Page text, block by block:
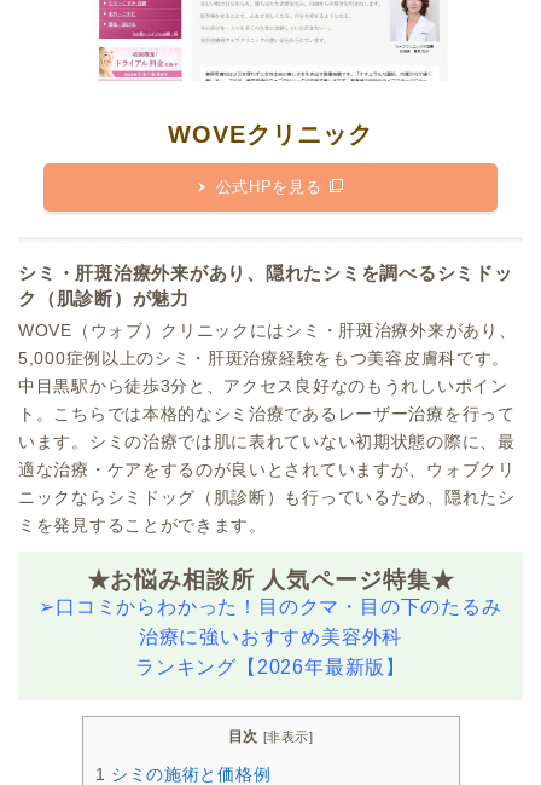
WOVEクリニック
公式HPを見る
シミ・肝斑治療外来があり、隠れたシミを調べるシミドッ
ク（肌診断）が魅力
WOVE（ウォブ）クリニックにはシミ・肝斑治療外来があり、
5,000症例以上のシミ・肝斑治療経験をもつ美容皮膚科です。
中目黒駅から徒歩3分と、アクセス良好なのもうれしいポイン
ト。こちらでは本格的なシミ治療であるレーザー治療を行って
います。シミの治療では肌に表れていない初期状態の際に、最
適な治療・ケアをするのが良いとされていますが、ウォブクリ
ニックならシミドッグ（肌診断）も行っているため、隠れたシ
ミを発見することができます。
★お悩み相談所 人気ページ特集★
➢口コミからわかった！目のクマ・目の下のたるみ
治療に強いおすすめ美容外科
ランキング【2026年最新版】
目次 [非表示]
1 シミの施術と価格例